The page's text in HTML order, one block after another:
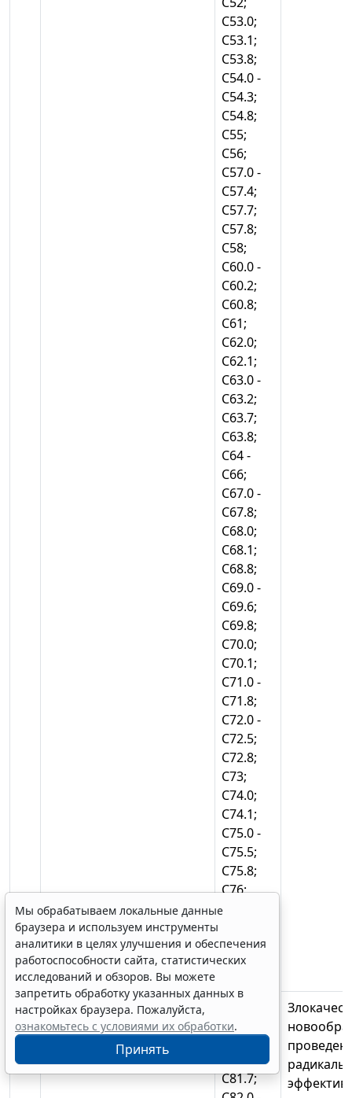
С53.0;
С53.1;
С53.8;
С54.0 -
С54.3;
С54.8;
С55;
С56;
С57.0 -
С57.4;
С57.7;
С57.8;
С58;
С60.0 -
С60.2;
С60.8;
С61;
С62.0;
С62.1;
С63.0 -
С63.2;
С63.7;
С63.8;
С64 -
С66;
С67.0 -
С67.8;
С68.0;
С68.1;
С68.8;
С69.0 -
С69.6;
С69.8;
С70.0;
С70.1;
С71.0 -
С71.8;
С72.0 -
С72.5;
С72.8;
С73;
С74.0;
С74.1;
С75.0 -
С75.5;
С75.8;
С76;
С77.0 -
С77.8;
С78;
С79.8;
С80.0;
С81.0 -
С81.4;
С81.7;
Мы обрабатываем локальные данные
браузера и используем инструменты
аналитики в целях улучшения и обеспечения
работоспособности сайта, статистических
исследований и обзоров. Вы можете
запретить обработку указанных данных в
настройках браузера. Пожалуйста,
ознакомьтесь с условиями их обработки.
Принять